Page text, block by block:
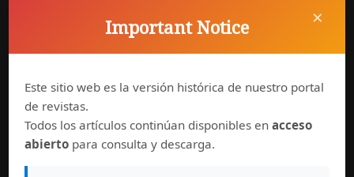
Información general
Políticas de uso
Normas de autor
Suscríbase a esta revista
×
Important Notice
Este sitio web es la versión histórica de nuestro portal
de revistas.
Todos los artículos continúan disponibles enacceso
abierto para consulta y descarga.